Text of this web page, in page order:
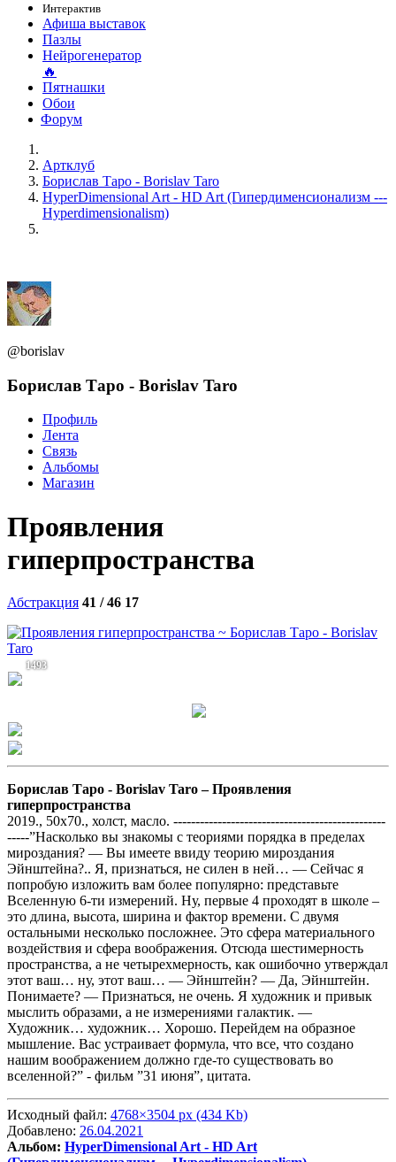
Интерактив
Афиша выставок
Пазлы
Нейрогенератор
🔥
Пятнашки
Обои
Форум
Артклуб
Борислав Таро - Borislav Taro
HyperDimensional Art - HD Art (Гипердименсионализм ---
Hyperdimensionalism)
@borislav
Борислав Таро - Borislav Taro
Профиль
Лента
Связь
Альбомы
Магазин
Проявления
гиперпространства
Абстракция 41 / 46 17
1493
Борислав Таро - Borislav Taro –Проявления
гиперпространства
2019., 50х70., холст, масло. ------------------------------------------------
-----”Насколько вы знакомы с теориями порядка в пределах
мироздания? — Вы имеете ввиду теорию мироздания
Эйнштейна?.. Я, признаться, не силен в ней… — Сейчас я
попробую изложить вам более популярно: представьте
Вселенную 6-ти измерений. Ну, первые 4 проходят в школе –
это длина, высота, ширина и фактор времени. С двумя
остальными несколько посложнее. Это сфера материального
воздействия и сфера воображения. Отсюда шестимерность
пространства, а не четырехмерность, как ошибочно утверждал
этот ваш… ну, этот ваш… — Эйнштейн? — Да, Эйнштейн.
Понимаете? — Признаться, не очень. Я художник и привык
мыслить образами, а не измерениями галактик. —
Художник… художник… Хорошо. Перейдем на образное
мышление. Вас устраивает формула, что все, что создано
нашим воображением должно где-то существовать во
вселенной?” - фильм ”31 июня”, цитата.
Исходный файл: 4768×3504 px (434 Kb)
Добавлено: 26.04.2021
Альбом: HyperDimensional Art - HD Art